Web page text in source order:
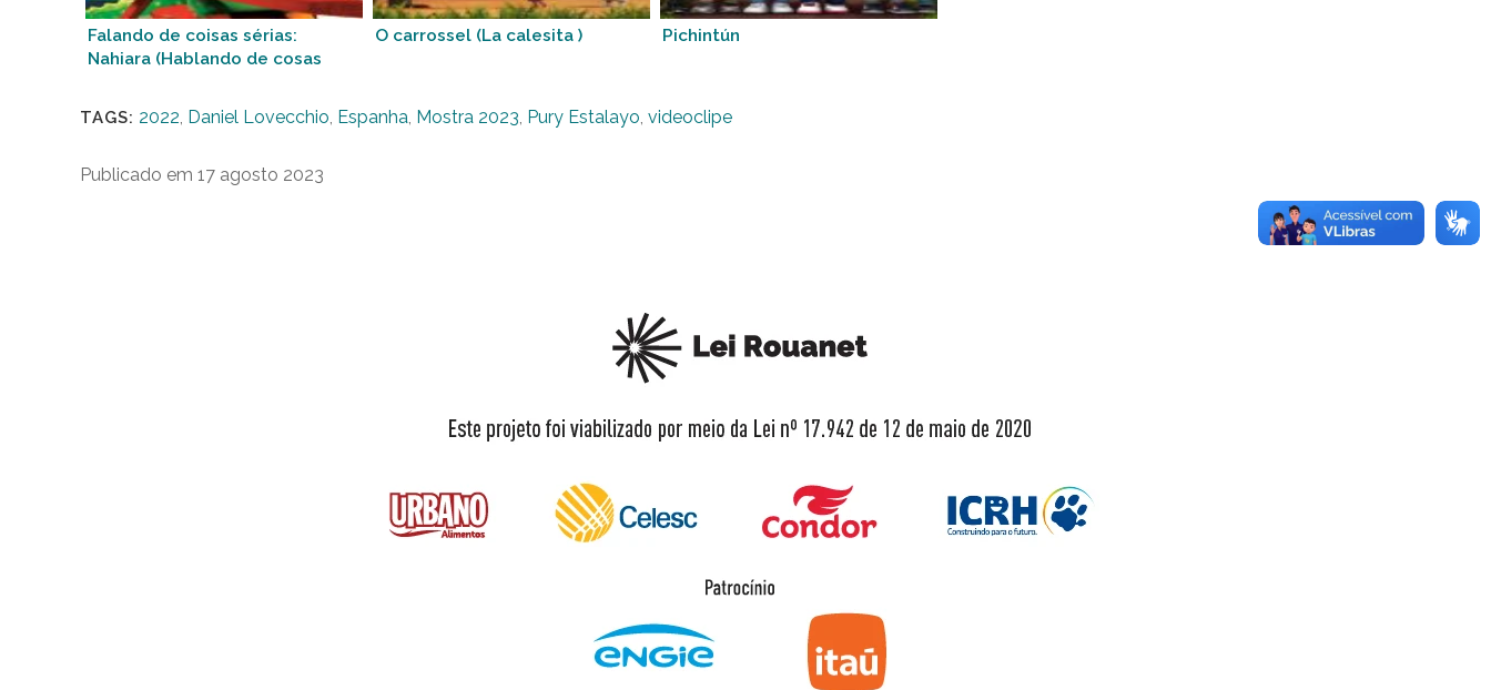
Falando de coisas sérias:
Nahiara (Hablando de cosas
O carrossel (La calesita ) Pichintún
TAGS: 2022 Daniel Lovecchio Espanha Mostra 2023 Pury Estalayo videoclipe
Publicado em 17 agosto 2023